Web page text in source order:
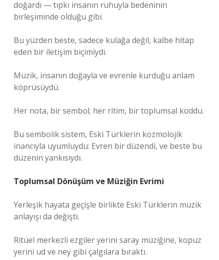
doğardı — tıpkı insanın ruhuyla bedeninin
birleşiminde olduğu gibi.
Bu yüzden beste, sadece kulağa değil, kalbe hitap
eden bir iletişim biçimiydi.
Müzik, insanın doğayla ve evrenle kurduğu anlam
köprüsüydü.
Her nota, bir sembol; her ritim, bir toplumsal koddu.
Bu sembolik sistem, Eski Türklerin kozmolojik
inancıyla uyumluydu: Evren bir düzendi, ve beste bu
düzenin yankısıydı.
Toplumsal Dönüşüm ve Müziğin Evrimi
Yerleşik hayata geçişle birlikte Eski Türklerin müzik
anlayışı da değişti.
Ritüel merkezli ezgiler yerini saray müziğine, kopuz
yerini ud ve ney gibi çalgılara bıraktı.